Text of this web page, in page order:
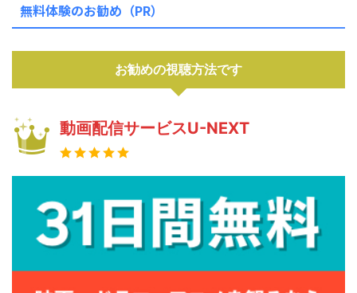
無料体験のお勧め（PR）
お勧めの視聴方法です
動画配信サービスU-NEXT